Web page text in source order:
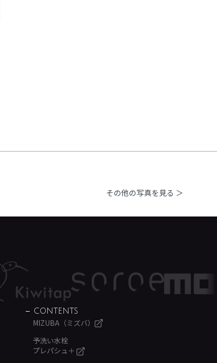
その他の写真を見る ＞
CONTENTS
MIZUBA（ミズバ）
予洗い水栓
プレパシュ＋